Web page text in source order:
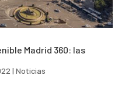
Madrid 360: las
| Noticias